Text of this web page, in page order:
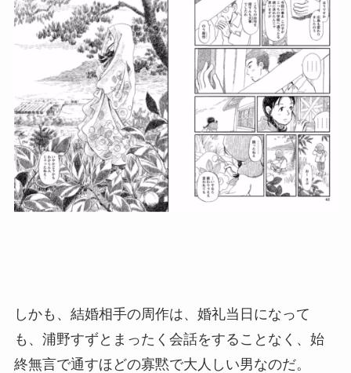
しかも、結婚相手の周作は、婚礼当日になって
も、浦野すずとまったく会話をすることなく、始
終無言で通すほどの寡黙で大人しい男なのだ。